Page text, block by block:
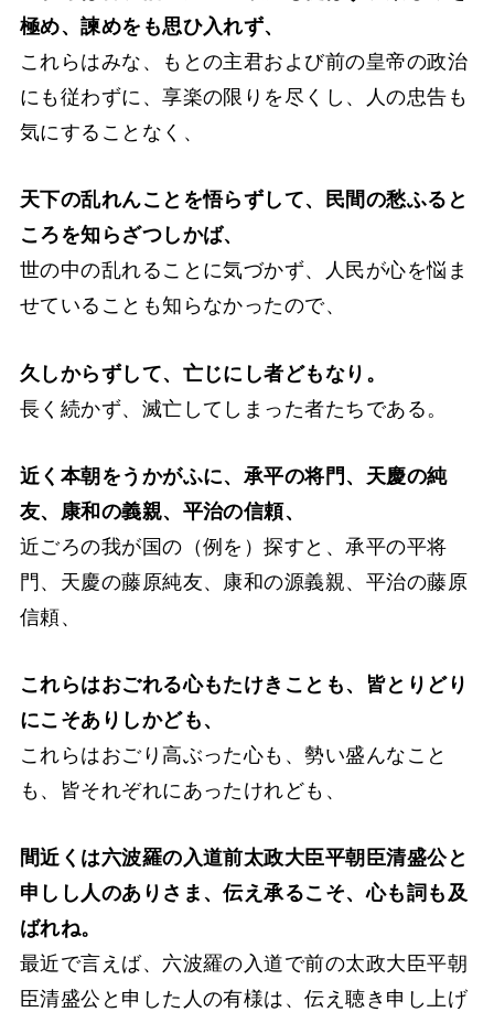
極め、諫めをも思ひ入れず、
これらはみな、もとの主君および前の皇帝の政治
にも従わずに、享楽の限りを尽くし、人の忠告も
気にすることなく、
天下の乱れんことを悟らずして、民間の愁ふると
ころを知らざつしかば、
世の中の乱れることに気づかず、人民が心を悩ま
せていることも知らなかったので、
久しからずして、亡じにし者どもなり。
長く続かず、滅亡してしまった者たちである。
近く本朝をうかがふに、承平の将門、天慶の純
友、康和の義親、平治の信頼、
近ごろの我が国の（例を）探すと、承平の平将
門、天慶の藤原純友、康和の源義親、平治の藤原
信頼、
これらはおごれる心もたけきことも、皆とりどり
にこそありしかども、
これらはおごり高ぶった心も、勢い盛んなこと
も、皆それぞれにあったけれども、
間近くは六波羅の入道前太政大臣平朝臣清盛公と
申しし人のありさま、伝え承るこそ、心も詞も及
ばれね。
最近で言えば、六波羅の入道で前の太政大臣平朝
臣清盛公と申した人の有様は、伝え聴き申し上げ